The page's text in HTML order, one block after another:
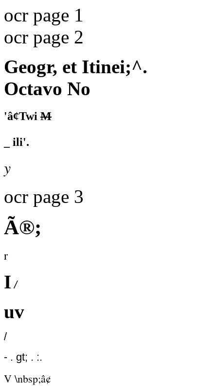
ocr page 1
ocr page 2
Geogr, et Itinei;^.
Octavo No
'â¢Twi M
_ ili'.
y
ocr page 3
Ã®;
r
I /
uv
/
- . gt; . :.
V \nbsp;â¢